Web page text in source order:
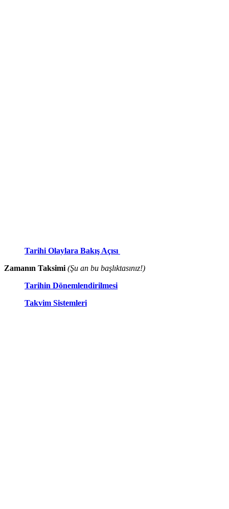
Tarihi Olaylara Bakış Açısı
Zamanın Taksimi (Şu an bu başlıktasınız!)
Tarihin Dönemlendirilmesi
Takvim Sistemleri